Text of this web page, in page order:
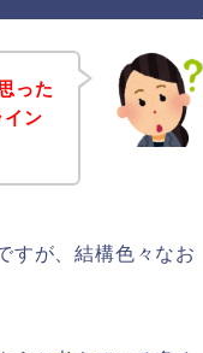
った
ン
すが、結構色々なお